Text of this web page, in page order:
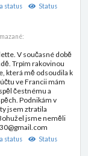
status
Status
V současné době
Trpím rakovinou
která mě odsoudila k
ve Francii mám
čestnému a
Podnikám v
jsem ztratila
jsme neměli
status
Status